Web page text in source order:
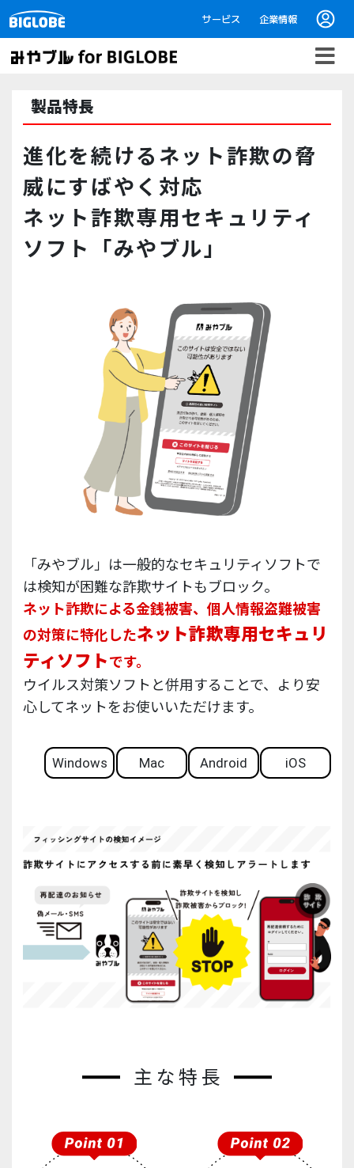
サービス 企業情報
製品特長
進化を続けるネット詐欺の脅
威にすばやく対応
ネット詐欺専用セキュリティ
ソフト「みやブル」
「みやブル」は一般的なセキュリティソフトで
は検知が困難な詐欺サイトもブロック。
ネット詐欺による金銭被害、個人情報盗難被害
の対策に特化したネット詐欺専用セキュリ
ティソフトです。
ウイルス対策ソフトと併用することで、 より安
心してネットをお使いいただけます。
Windows Mac Android iOS
主な特長